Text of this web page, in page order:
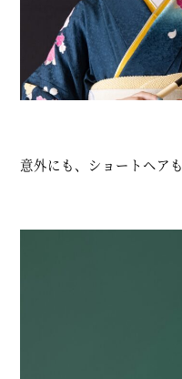
意外にも、ショートヘア